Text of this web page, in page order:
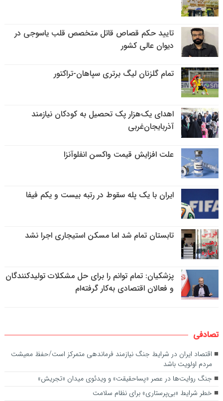
تایید حکم قصاص قاتل متخصص قلب یاسوجی در
دیوان عالی کشور
تمام گلزنان لیگ‌ برتری سپاهان-تراکتور
اهدای یک‌هزار پک تحصیل به کودکان نیازمند
آذربایجان‌غربی
علت افزایش قیمت واکسن انفلوآنزا
ایران با یک پله سقوط در رتبه بیست و یکم فیفا
تابستان تمام شد اما مسکن استیجاری اجرا نشد
پزشکیان: تمام توانم را برای حل مشکلات تولیدکنندگان
و فعالان اقتصادی به‌کار گرفته‌ام
تصادفی
اقتصاد ایران در شرایط جنگ نیازمند فرماندهی متمرکز است/حفظ معیشت
مردم اولویت باشد
جنگ روایت‌ها در عصر «پساحقیقت» و ویدئوی میدان «تجریش»
خطر شرایط «بی‌پرستاری» برای نظام سلامت